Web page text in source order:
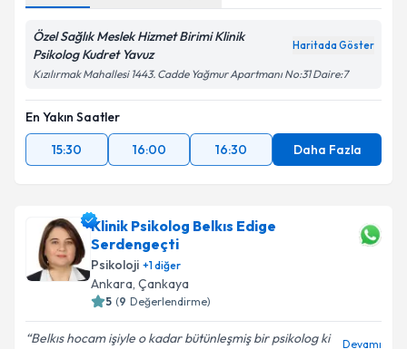
Özel Sağlık Meslek Hizmet Birimi Klinik
Psikolog Kudret Yavuz
Haritada Göster
Kızılırmak Mahallesi 1443. Cadde Yağmur Apartmanı No:31 Daire:7
En Yakın Saatler
15:30
16:00 16:30 Daha Fazla
Klinik Psikolog Belkıs Edige
Serdengeçti
Psikoloji +1diğer
Ankara, Çankaya
5 (9 Değerlendirme)
Belkıs hocam işiyle o kadar bütünleşmiş bir psikolog ki Devamı